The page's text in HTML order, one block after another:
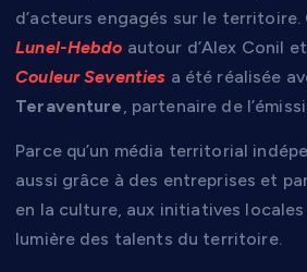
d’acteurs engagés sur le
Lunel-Hebdo autour d’Alex Conil
Couleur Seventies a été réalisée
Teraventure, partenaire de
Parce qu’un média territorial
aussi grâce à des entreprises et
en la culture, aux initiatives locales
lumière des talents du territoire.